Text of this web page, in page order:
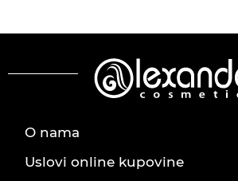
O nama
Uslovi online kupovine